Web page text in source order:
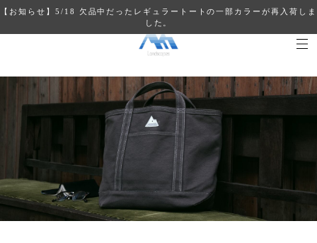
【お知らせ】5/18 欠品中だったレギュラートートの一部カラーが再入荷しま
した。